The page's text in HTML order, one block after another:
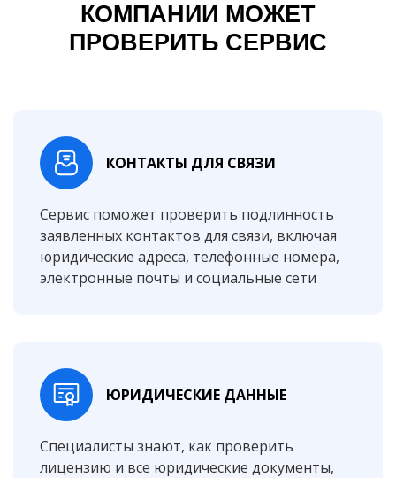
КОМПАНИИ МОЖЕТ
ПРОВЕРИТЬ СЕРВИС
КОНТАКТЫ ДЛЯ СВЯЗИ
Сервис поможет проверить подлинность
заявленных контактов для связи, включая
юридические адреса, телефонные номера,
электронные почты и социальные сети
ЮРИДИЧЕСКИЕ ДАННЫЕ
Специалисты знают, как проверить
лицензию и все юридические документы,